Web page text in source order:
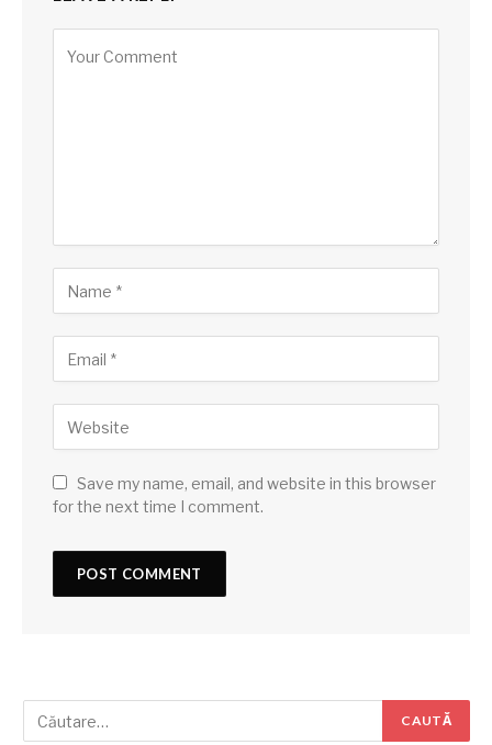
Save my name, email, and website in this browser
for the next time I comment.